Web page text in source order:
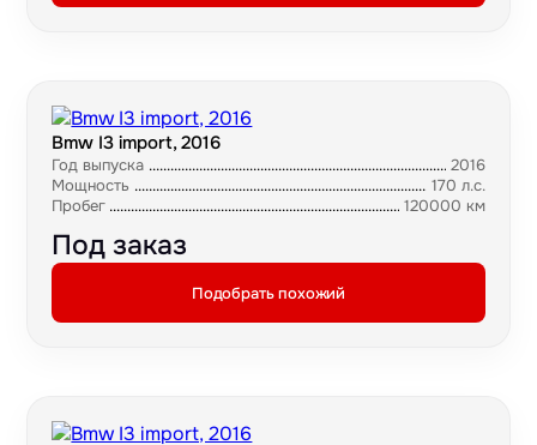
Bmw I3 import, 2016
Год выпуска
2016
Мощность
170 л.с.
Пробег
120000 км
Под заказ
Подобрать похожий